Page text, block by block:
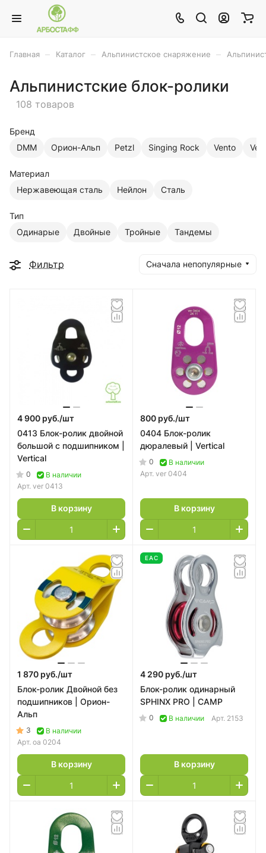
Главная Каталог Альпинистское снаряжение
Альпинистские блок-ролики
108 товаров
Бренд
DMM
Орион-Альп Petzl Singing Rock Vento
Материал
Нержавеющая сталь
Нейлон Сталь
Тип
Одинарые
Двойные Тройные Тандемы
Фильтр Сначала непопулярные
4 900 руб./шт
0413 Блок-ролик двойной
большой с подшипником |
Vertical
0
В наличии
Арт. ver 0413
В корзину
800 руб./шт
0404 Блок-ролик
дюралевый | Vertical
0
В наличии
Арт. ver 0404
В корзину
1 870 руб./шт
Блок-ролик Двойной без
подшипников | Орион-
Альп
3
В наличии
Арт. оа 0204
В корзину
EAC
4 290 руб./шт
Блок-ролик одинарный
SPHINX PRO | CAMP
0 В наличии Арт. 2153
В корзину